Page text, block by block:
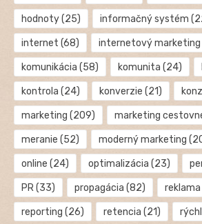
hodnoty(25) informačný systém
internet (68) internetový marketing
komunikácia (58) komunita (24)
kontrola (24) konverzie (21)
marketing (209) marketing
meranie (52) moderný marketing
online (24) optimalizácia (23)
PR(33) propagácia (82) reklama
reporting (26) retencia (21)